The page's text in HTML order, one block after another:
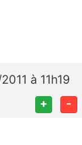
à 11h19
+ -